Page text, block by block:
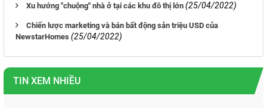
Xu hướng "chuộng" nhà ở tại các khu đô thị lớn (25/04/2022)
Chiến lược marketing và bán bất động sản triệu USD của
NewstarHomes (25/04/2022)
TIN XEM NHIỀU